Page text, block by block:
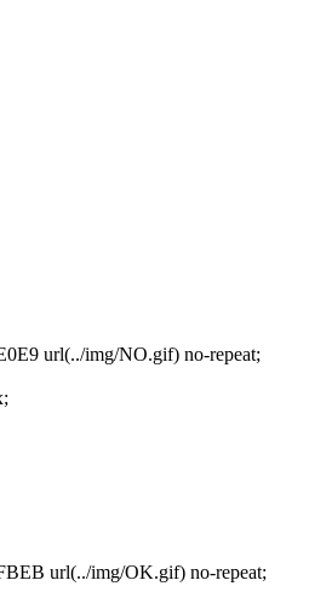
url(../img/NO.gif) no-repeat;
;
url(../img/OK.gif) no-repeat;